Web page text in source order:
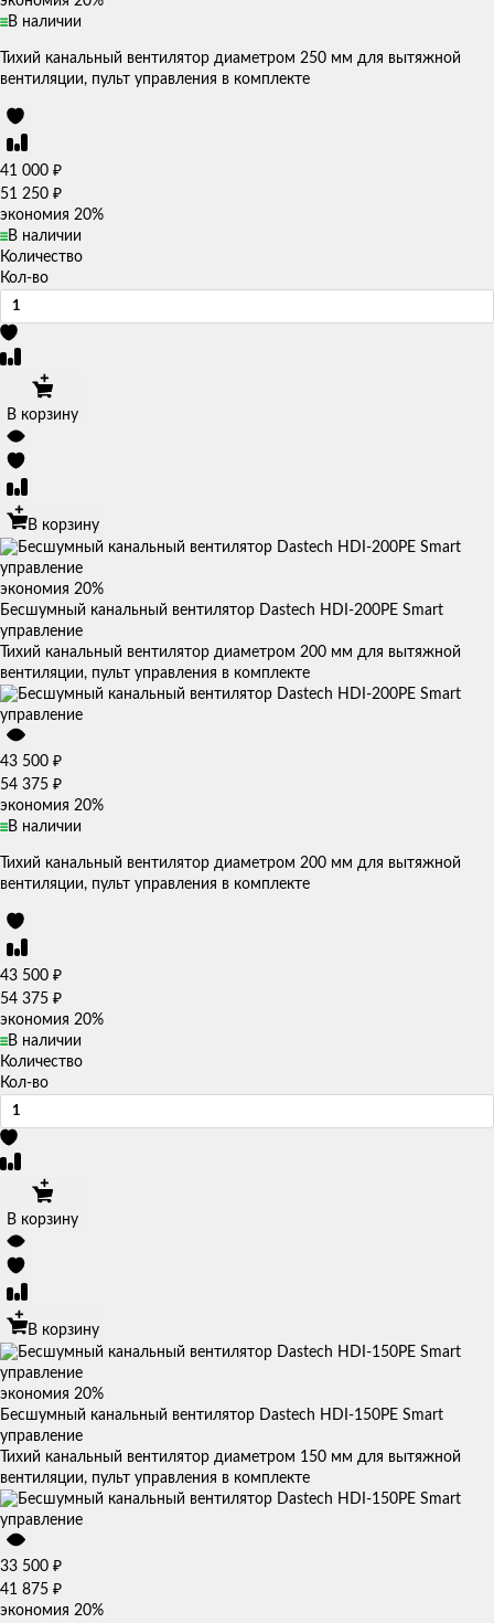
В наличии
Тихий канальный вентилятор диаметром 250 мм для вытяжной
вентиляции, пульт управления в комплекте
41 000 ₽
51 250 ₽
экономия 20%
В наличии
Количество
Кол-во
В корзину
В корзину
экономия 20%
Бесшумный канальный вентилятор Dastech HDI-200PE Smart
управление
Тихий канальный вентилятор диаметром 200 мм для вытяжной
вентиляции, пульт управления в комплекте
43 500 ₽
54 375 ₽
экономия 20%
В наличии
Тихий канальный вентилятор диаметром 200 мм для вытяжной
вентиляции, пульт управления в комплекте
43 500 ₽
54 375 ₽
экономия 20%
В наличии
Количество
Кол-во
В корзину
В корзину
экономия 20%
Бесшумный канальный вентилятор Dastech HDI-150PE Smart
управление
Тихий канальный вентилятор диаметром 150 мм для вытяжной
вентиляции, пульт управления в комплекте
33 500 ₽
41 875 ₽
экономия 20%